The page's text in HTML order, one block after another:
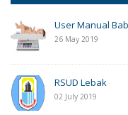
User Manual
26 May 2019
RSUD Lebak
02 July 2019